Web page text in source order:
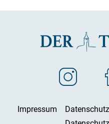
Impressum Datenschutz